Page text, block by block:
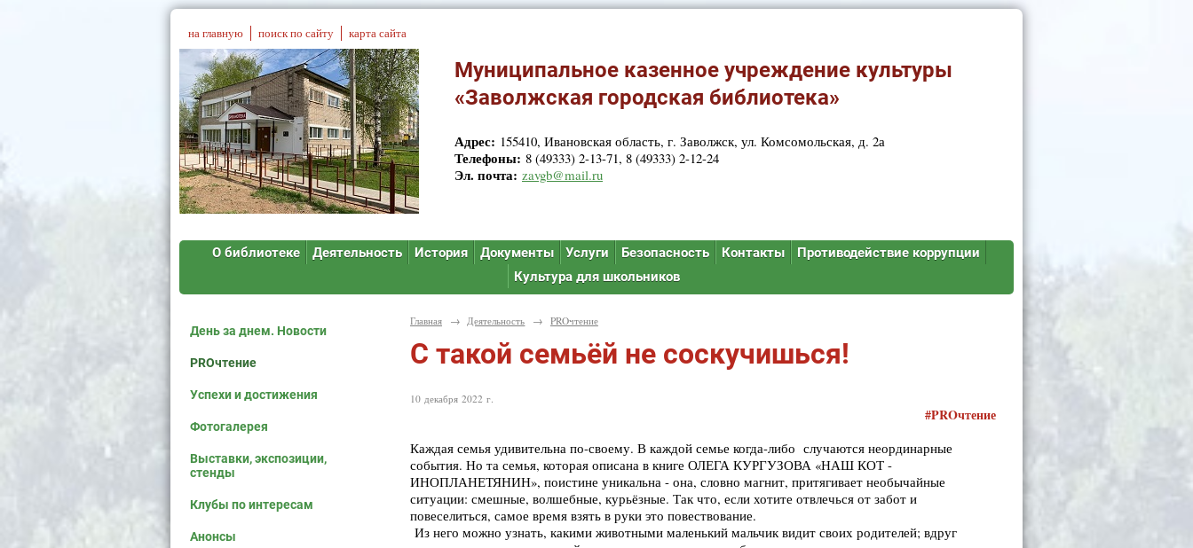
на главную поиск по сайту карта сайта
Муниципальное казенное учреждение культуры
«Заволжская городская библиотека»
Адрес: 155410, Ивановская область, г. Заволжск, ул. Комсомольская, д. 2а
Телефоны: 8 (49333) 2-13-71, 8 (49333) 2-12-24
Эл. почта: zavgb@mail.ru
О библиотеке Деятельность История Документы Услуги Безопасность Контакты
Противодействие коррупции
Культура для школьников
День за днем. Новости
PROчтение
Успехи и достижения
Фотогалерея
Выставки, экспозиции,
стенды
Клубы по интересам
Анонсы
Главная → Деятельность → PROчтение
С такой семьёй не соскучишься!
10 декабря 2022 г.
#PROчтение
Каждая семья удивительна по-своему. В каждой семье когда-либо случаются неординарные
события. Но та семья, которая описана в книге ОЛЕГА КУРГУЗОВА «НАШ КОТ -
ИНОПЛАНЕТЯНИН», поистине уникальна - она, словно магнит, притягивает необычайные
ситуации: смешные, волшебные, курьёзные. Так что, если хотите отвлечься от забот и
повеселиться, самое время взять в руки это повествование.
Из него можно узнать, какими животными маленький мальчик видит своих родителей; вдруг